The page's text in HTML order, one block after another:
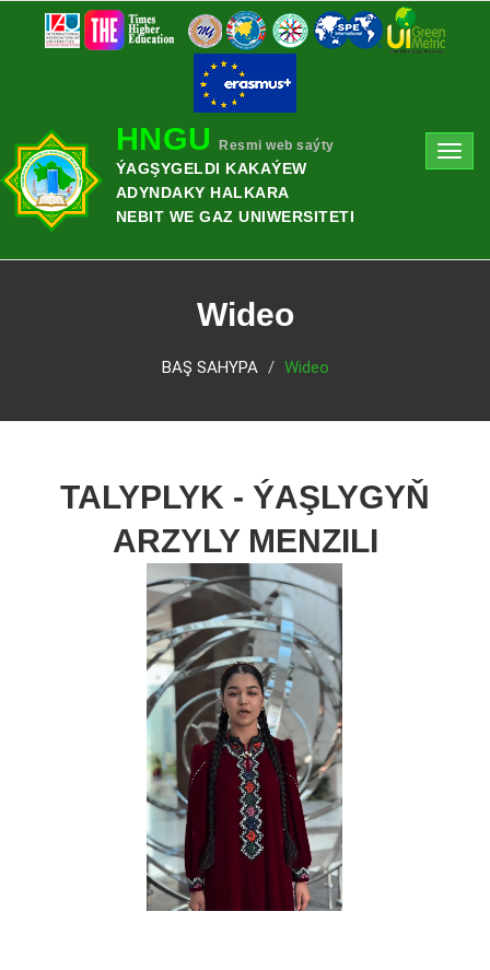
HNGU Resmi web saýty
ÝAGŞYGELDI KAKAÝEW
ADYNDAKY HALKARA
NEBIT WE GAZ UNIWERSITETI
Wideo
BAŞ SAHYPA Wideo
TALYPLYK - ÝAŞLYGYŇ
ARZYLY MENZILI